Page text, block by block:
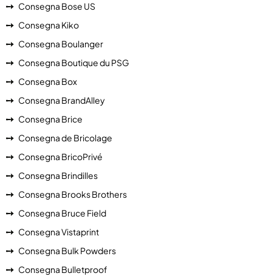
Consegna Bose US
Consegna Kiko
Consegna Boulanger
Consegna Boutique du PSG
Consegna Box
Consegna BrandAlley
Consegna Brice
Consegna de Bricolage
Consegna BricoPrivé
Consegna Brindilles
Consegna Brooks Brothers
Consegna Bruce Field
Consegna Vistaprint
Consegna Bulk Powders
Consegna Bulletproof